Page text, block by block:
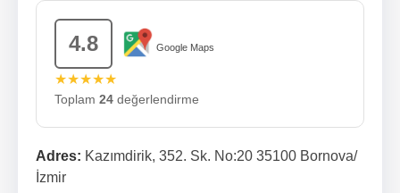
4.8 Google Maps
★★★★★
Toplam 24 değerlendirme
Adres: Kazımdirik, 352. Sk. No:20 35100 Bornova/
İzmir